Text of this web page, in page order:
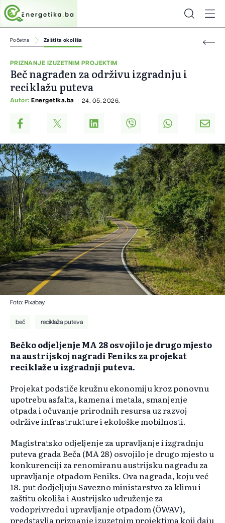
Početna Zaštita okoliša
PRIZNANJE IZUZETNIM PROJEKTIM
Beč nagrađen za održivu izgradnju i
reciklažu puteva
Autor: Energetika.ba 24. 05. 2026.
Foto: Pixabay
beč reciklaža puteva
Bečko odjeljenje MA 28 osvojilo je drugo mjesto
na austrijskoj nagradi Feniks za projekat
reciklaže u izgradnji puteva.
Projekat podstiče kružnu ekonomiju kroz ponovnu
upotrebu asfalta, kamena i metala, smanjenje
otpada i očuvanje prirodnih resursa uz razvoj
održive infrastrukture i ekološke mobilnosti.
Magistratsko odjeljenje za upravljanje i izgradnju
puteva grada Beča (MA 28) osvojilo je drugo mjesto u
konkurenciji za renomiranu austrijsku nagradu za
upravljanje otpadom Feniks. Ova nagrada, koju već
18. put dodjeljuju Savezno ministarstvo za klimu i
zaštitu okoliša i Austrijsko udruženje za
vodoprivredu i upravljanje otpadom (ÖWAV),
predstavlja priznanje izuzetnim projektima koji daju